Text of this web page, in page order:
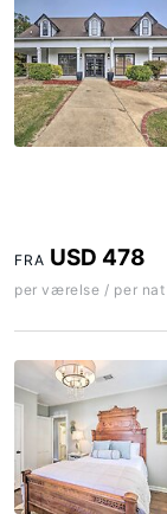
FRA USD 478
per værelse / per nat